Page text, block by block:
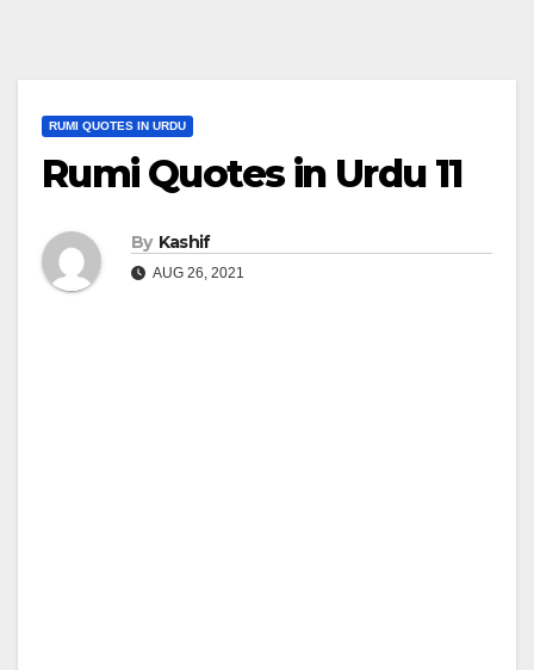
RUMI QUOTES IN URDU
Rumi Quotes in Urdu 11
By Kashif
AUG 26, 2021